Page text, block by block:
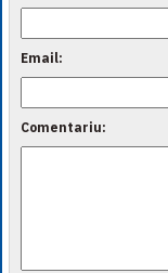
Email:
Comentariu: